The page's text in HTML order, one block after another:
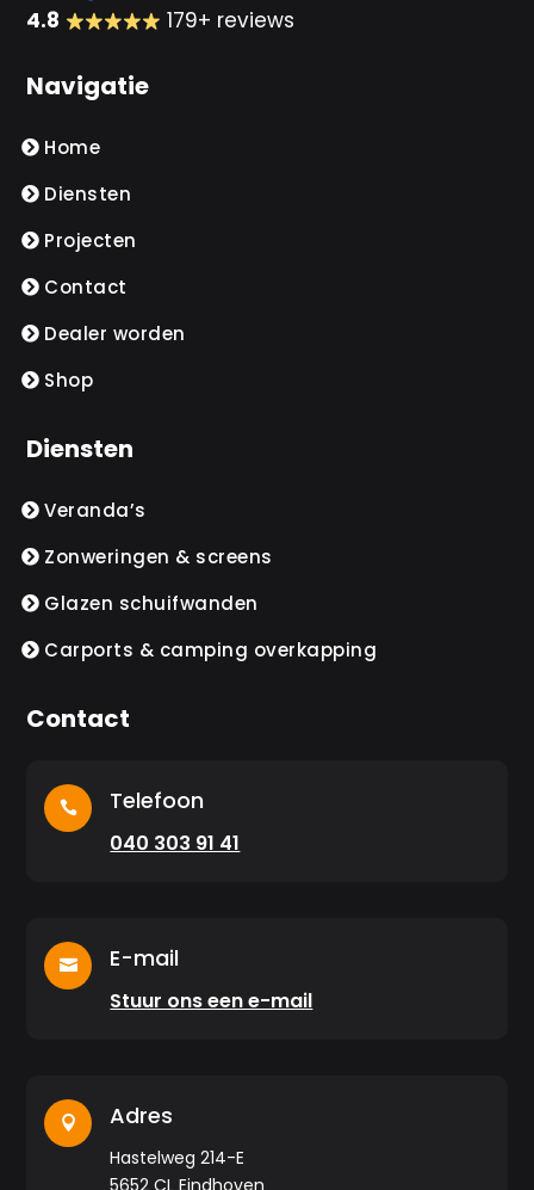
4.8
179+ reviews
Navigatie
Home
Diensten
Projecten
Contact
Dealer worden
Shop
Diensten
Veranda’s
Zonweringen & screens
Glazen schuifwanden
Carports & camping overkapping
Contact
 Telefoon
040 303 91 41
 E-mail
Stuur ons een e-mail
 Adres
Hastelweg 214-E
5652 CL Eindhoven